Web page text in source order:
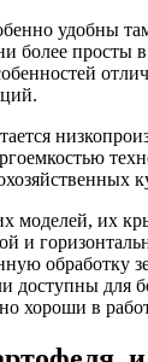
удобны
более просты в
моделей, их
и
обработку
доступны для
хороши в